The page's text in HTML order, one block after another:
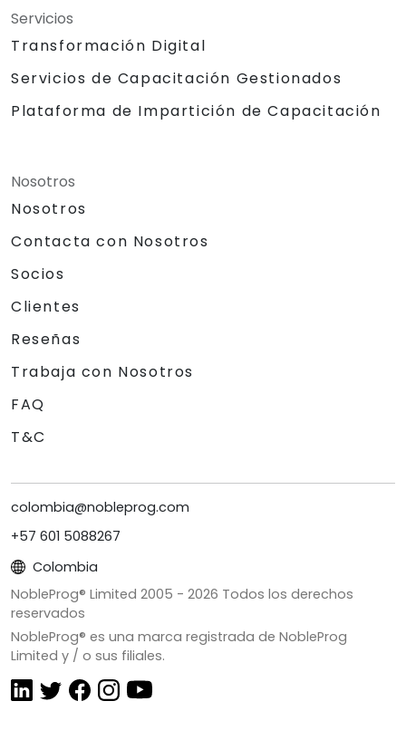
Servicios
Transformación Digital
Servicios de Capacitación Gestionados
Plataforma de Impartición de Capacitación
Nosotros
Nosotros
Contacta con Nosotros
Socios
Clientes
Reseñas
Trabaja con Nosotros
FAQ
T&C
colombia@nobleprog.com
+57 601 5088267
Colombia
NobleProg® Limited 2005 - 2026 Todos los derechos
reservados
NobleProg® es una marca registrada de NobleProg
Limited y / o sus filiales.